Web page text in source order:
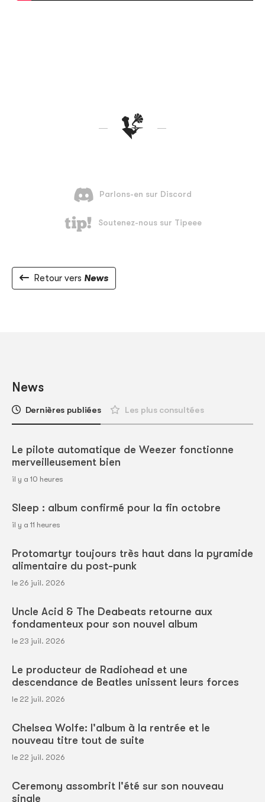
Retour vers News
News
Dernières publiées Les plus consultées
Le pilote automatique de Weezer fonctionne
merveilleusement bien
il y a 10 heures
Sleep : album confirmé pour la fin octobre
il y a 11 heures
Protomartyr toujours très haut dans la pyramide
alimentaire du post-punk
le 26 juil. 2026
Uncle Acid & The Deabeats retourne aux
fondamenteux pour son nouvel album
le 23 juil. 2026
Le producteur de Radiohead et une
descendance de Beatles unissent leurs forces
le 22 juil. 2026
Chelsea Wolfe: l'album à la rentrée et le
nouveau titre tout de suite
le 22 juil. 2026
Ceremony assombrit l'été sur son nouveau
single